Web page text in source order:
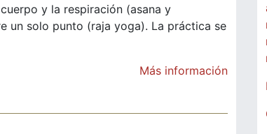
y la respiración (asana y
un solo punto (raja yoga). La práctica se
Más información